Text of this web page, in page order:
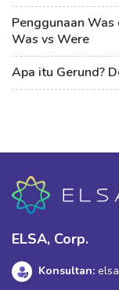
Penggunaan
Was vs Were
Apa itu Gerund?
ELSA, Corp.
Konsultan: